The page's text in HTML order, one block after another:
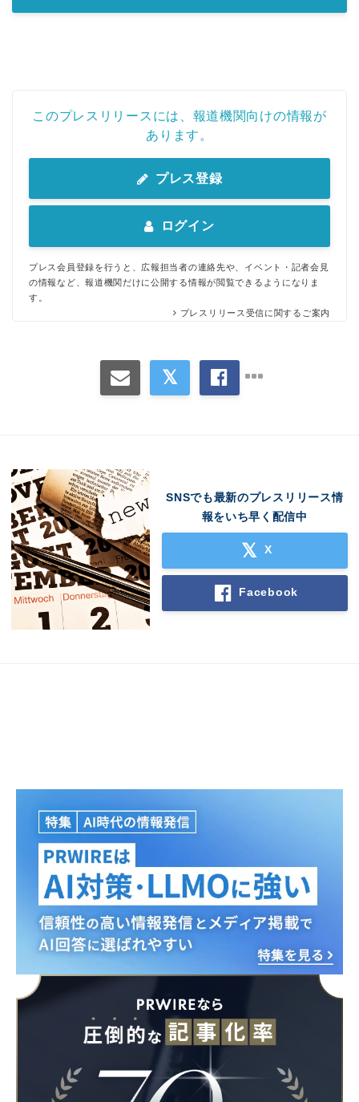
このプレスリリースには、報道機関向けの情報が
あります。
プレス登録
ログイン
プレス会員登録を行うと、広報担当者の連絡先や、イベント・記者会見
の情報など、報道機関だけに公開する情報が閲覧できるようになりま
す。
プレスリリース受信に関するご案内
SNSでも最新のプレスリリース情
報をいち早く配信中
X
Facebook
English